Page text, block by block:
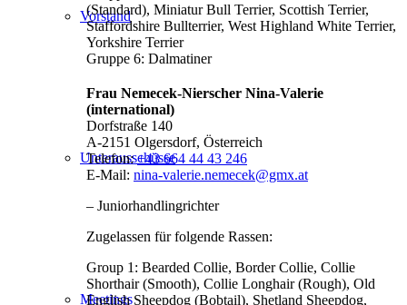
Vorstand
Unterausschüsse
Meetings
(Standard), Miniatur Bull Terrier, Scottish Terrier,
Staffordshire Bullterrier, West Highland White Terrier,
Yorkshire Terrier
Gruppe 6: Dalmatiner
Frau Nemecek-Nierscher Nina-Valerie
(international)
Dorfstraße 140
A-2151 Olgersdorf, Österreich
Telefon:+43 664 44 43 246
E-Mail: nina-valerie.nemecek@gmx.at
– Juniorhandlingrichter
Zugelassen für folgende Rassen:
Group 1: Bearded Collie, Border Collie, Collie
Shorthair (Smooth), Collie Longhair (Rough), Old
English Sheepdog (Bobtail), Shetland Sheepdog,